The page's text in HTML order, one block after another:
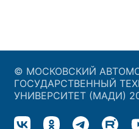
© МОСКОВСКИЙ
ГОСУДАРСТВЕННЫЙ
УНИВЕРСИТЕТ (МАДИ)